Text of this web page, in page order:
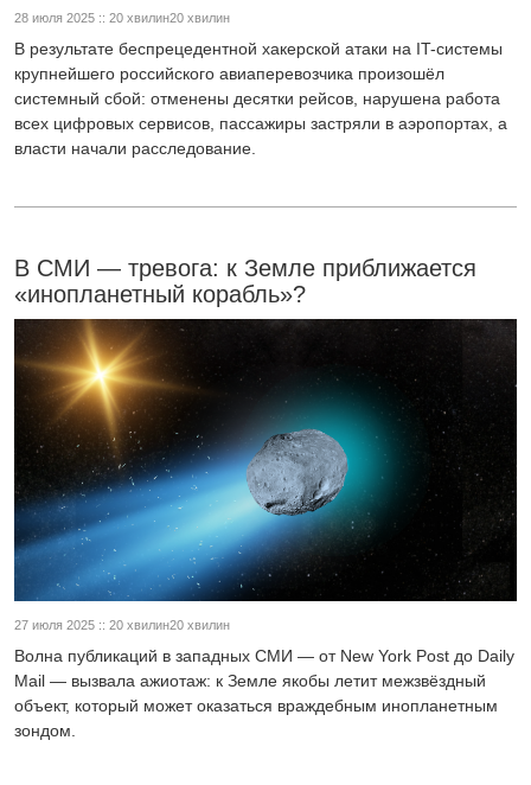
28 июля 2025 :: 20 хвилин20 хвилин
В результате беспрецедентной хакерской атаки на IT-системы
крупнейшего российского авиаперевозчика произошёл
системный сбой: отменены десятки рейсов, нарушена работа
всех цифровых сервисов, пассажиры застряли в аэропортах, а
власти начали расследование.
В СМИ — тревога: к Земле приближается
«инопланетный корабль»?
27 июля 2025 :: 20 хвилин20 хвилин
Волна публикаций в западных СМИ — от New York Post до Daily
Mail — вызвала ажиотаж: к Земле якобы летит межзвёздный
объект, который может оказаться враждебным инопланетным
зондом.